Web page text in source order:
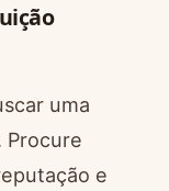
uma
Procure
e